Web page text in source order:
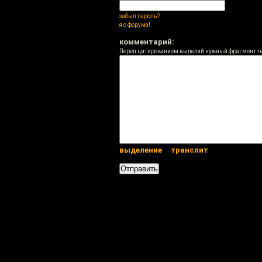
забыл пароль?
я с форума!
комментарий:
Перед цитированием выделяй нужный фрагмент
выделение транслит